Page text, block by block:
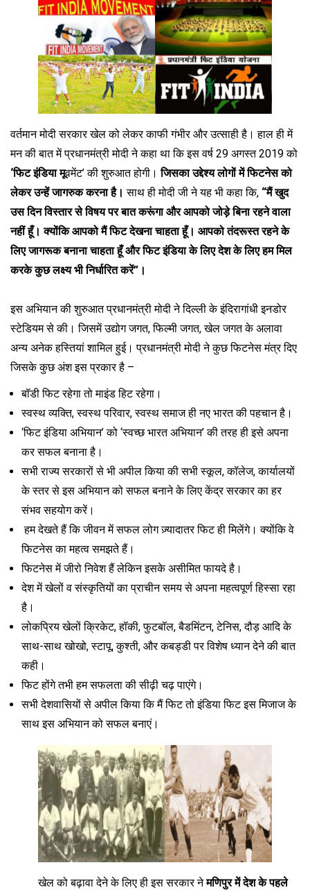
वर्तमान मोदी सरकार खेल को लेकर काफी गंभीर और उत्साही है। हाल ही में
मन की बात में प्रधानमंत्री मोदी ने कहा था कि इस वर्ष 29 अगस्त 2019 को
‘फिट इंडिया मूवमेंट’ की शुरुआत होगी।जिसका उद्देश्य लोगों में फिटनेस को
लेकर उन्हें जागरुक करना है। साथ ही मोदी जी ने यह भी कहा कि, “मैं खुद
उस दिन विस्तार से विषय पर बात करूंगा और आपको जोड़े बिना रहने वाला
नहीं हूँ। क्योंकि आपको मैं फिट देखना चाहता हूँ। आपको तंदरूस्त रहने के
लिए जागरूक बनाना चाहता हूँ और फिट इंडिया के लिए देश के लिए हम मिल
करके कुछ लक्ष्य भी निर्धारित करें”।
इस अभियान की शुरुआत प्रधानमंत्री मोदी ने दिल्ली के इंदिरागांधी इनडोर
स्टेडियम से की। जिसमें उद्योग जगत, फिल्मी जगत, खेल जगत के अलावा
अन्य अनेक हस्तियां शामिल हुई। प्रधानमंत्री मोदी ने कुछ फिटनेस मंत्र दिए
जिसके कुछ अंश इस प्रकार है –
बॉडी फिट रहेगा तो माइंड हिट रहेगा।
स्वस्थ व्यक्ति, स्वस्थ परिवार, स्वस्थ समाज ही नए भारत की पहचान है।
‘फिट इंडिया अभियान’ को ‘स्वच्छ भारत अभियान’ की तरह ही इसे अपना
कर सफल बनाना है।
सभी राज्य सरकारों से भी अपील किया की सभी स्कूल, कॉलेज, कार्यालयों
के स्तर से इस अभियान को सफल बनाने के लिए केंद्र सरकार का हर
संभव सहयोग करें।
हम देखते हैं कि जीवन में सफल लोग ज़्यादातर फिट ही मिलेंगे। क्योंकि वे
फिटनेस का महत्व समझते हैं।
फिटनेस में जीरो निवेश हैं लेकिन इसके असीमित फायदे है।
देश में खेलों व संस्कृतियों का प्राचीन समय से अपना महत्वपूर्ण हिस्सा रहा
है।
लोकप्रिय खेलों क्रिकेट, हॉकी, फुटबॉल, बैडमिंटन, टेनिस, दौड़ आदि के
साथ-साथ खोखो, स्टापू, कुश्ती, और कबड्डी पर विशेष ध्यान देने की बात
कही।
फिट होंगे तभी हम सफलता की सीढ़ी चढ़ पाएंगे।
सभी देशवासियों से अपील किया कि मैं फिट तो इंडिया फिट इस मिजाज के
साथ इस अभियान को सफल बनाएं।
खेल को बढ़ावा देने के लिए ही इस सरकार नेमणिपुर में देश के पहले